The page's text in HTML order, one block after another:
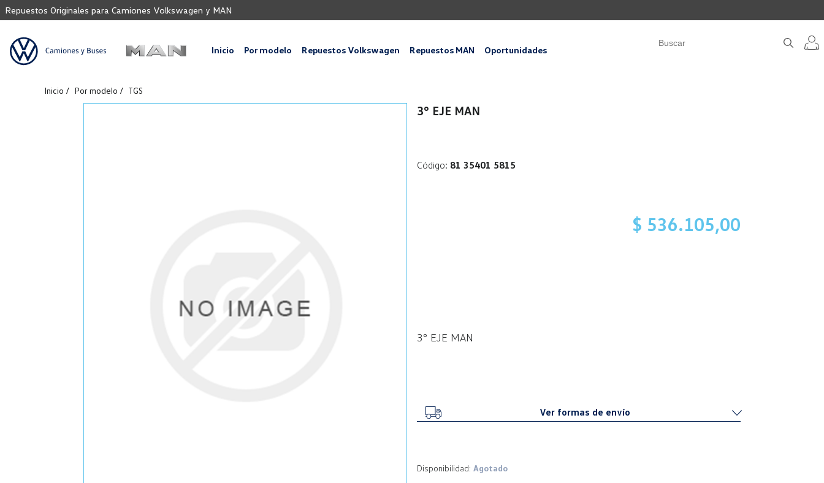
Repuestos Originales para Camiones Volkswagen y MAN
Inicio Por modelo Repuestos Volkswagen Repuestos MAN Oportunidades
Inicio Por modelo TGS
3° EJE MAN
Código: 81 35401 5815
$ 536.105,00
3° EJE MAN
Ver formas de envío
Disponibilidad: Agotado